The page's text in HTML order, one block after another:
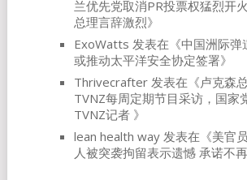
兰优先党取消PR投票权猛烈开
总理言辞激烈》
ExoWatts 发表在《中国洲际弹
或推动太平洋安全协定签署》
Thrivecrafter发表在《卢克森
TVNZ每周定期节目采访，国家
TVNZ记者 》
lean health way发表在《美官
人被突袭拘留表示遗憾 承诺不